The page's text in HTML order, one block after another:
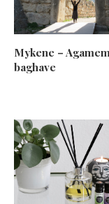
Mykene –
baghave